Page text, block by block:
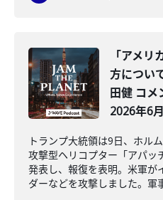
「アメ
方につい
田健 コメ
2026年6
トランプ大統領は9日、ホル
攻撃型ヘリコプター「アパッ
発表し、報復を表明。米軍が
ダーなどを攻撃しました。軍